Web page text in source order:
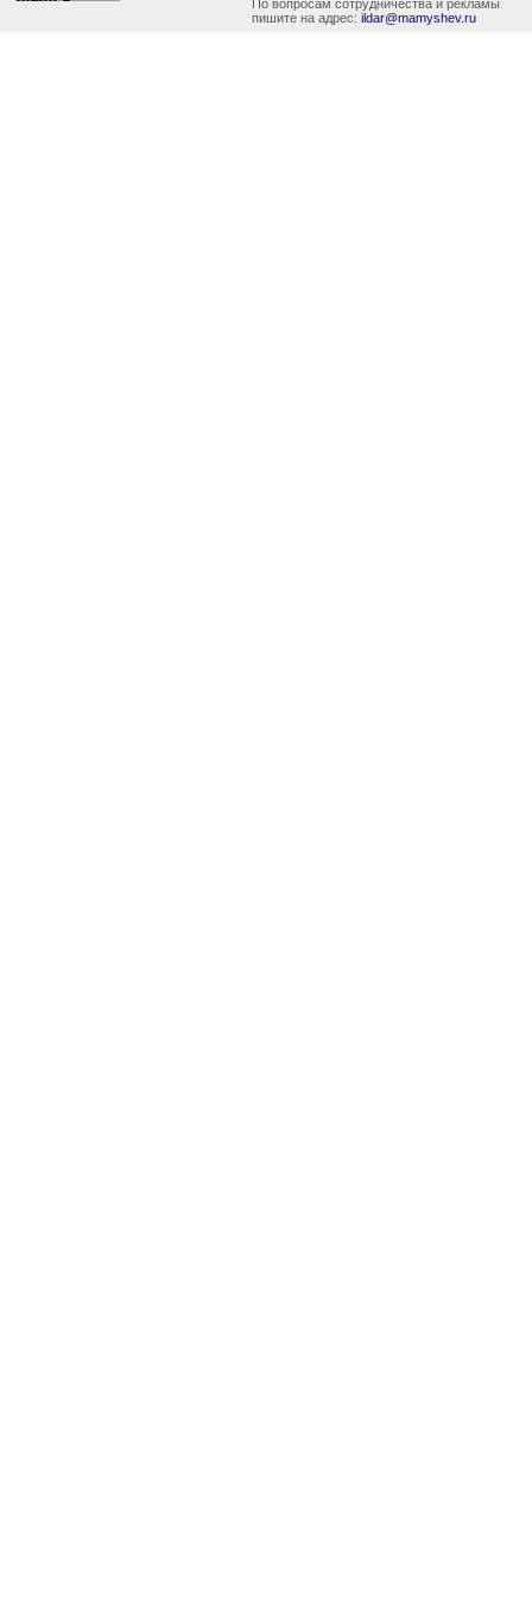
По вопросам сотрудничества и рекламы
пишите на адрес: ildar@mamyshev.ru